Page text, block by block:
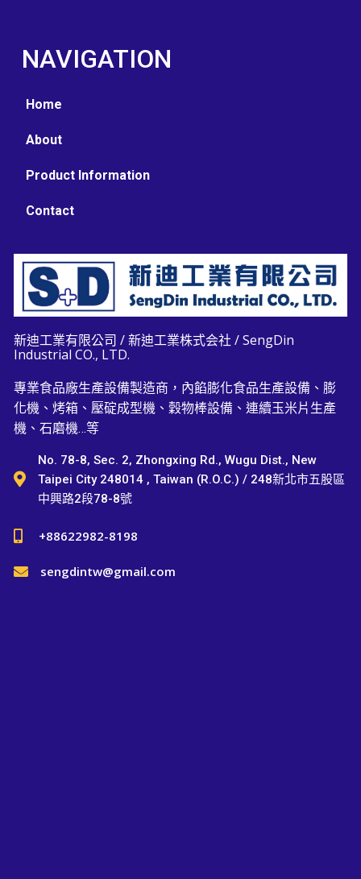
NAVIGATION
Home
About
Product Information
Contact
新迪工業有限公司 / 新迪工業株式会社 / SengDin
Industrial CO., LTD.
專業食品廠生產設備製造商，內餡膨化食品生產設備、膨
化機、烤箱、壓碇成型機、穀物棒設備、連續玉米片生產
機、石磨機…等
No. 78-8, Sec. 2, Zhongxing Rd., Wugu Dist., New
Taipei City 248014 , Taiwan (R.O.C.) / 248新北市五股區
中興路2段78-8號
+88622982-8198
sengdintw@gmail.com